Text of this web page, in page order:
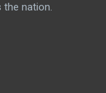
the nation.